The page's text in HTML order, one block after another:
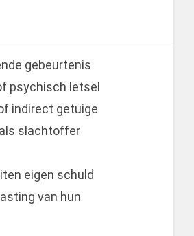
gebeurtenis
psychisch letsel
indirect getuige
slachtoffer
eigen schuld
van hun